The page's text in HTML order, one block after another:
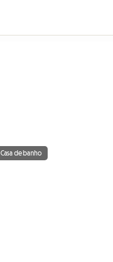
Casa de banho